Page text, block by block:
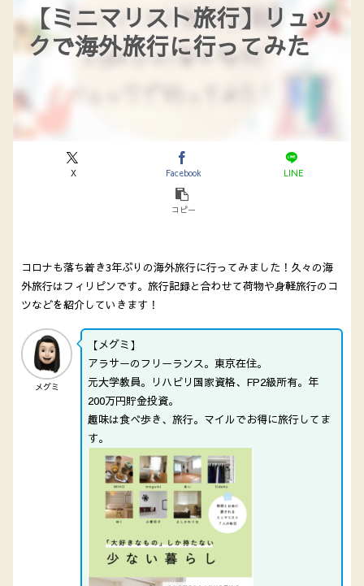
【ミニマリスト旅行】リュッ
クで海外旅行に行ってみた
X Facebook LINE
コピー
コロナも落ち着き3年ぶりの海外旅行に行ってみました！久々の海
外旅行はフィリピンです。旅行記録と合わせて荷物や身軽旅行のコ
ツなどを紹介していきます！
メグミ
【メグミ】
アラサーのフリーランス。東京在住。
元大学教員。リハビリ国家資格、FP2級所有。年
200万円貯金投資。
趣味は食べ歩き、旅行。マイルでお得に旅行してま
す。